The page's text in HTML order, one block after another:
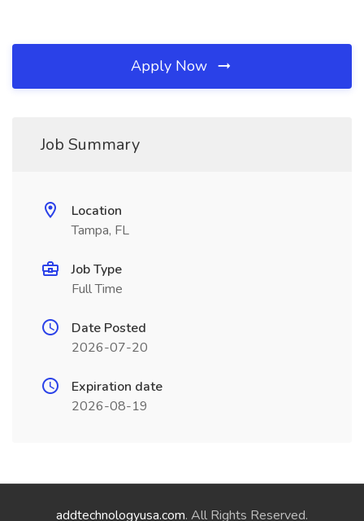
Apply Now
Job Summary
Location
Tampa, FL
Job Type
Full Time
Date Posted
2026-07-20
Expiration date
2026-08-19
addtechnologyusa.com. All Rights Reserved.